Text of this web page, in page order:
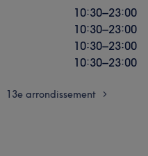
10:30–23:00
10:30–23:00
10:30–23:00
10:30–23:00
13e arrondissement >